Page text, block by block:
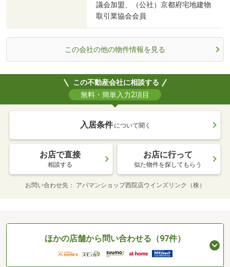
議会加盟、（公社）京都府宅地建物
取引業協会会員
この会社の他の物件情報を見る
この不動産会社に相談する
無料・簡単入力2項目
入居条件 について聞く
お店で直接
相談する
お店に行って
似た物件を探してもらう
お問い合わせ先 アパマンショップ西院店ウインズリンク（株）
ほかの店舗から問い合わせる（97件）